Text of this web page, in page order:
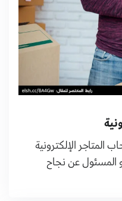
المتاجر الإلكترونية
المسئول عن نجاح